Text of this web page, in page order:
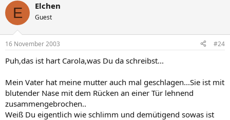
E Elchen
Guest
16 November 2003 #24
Puh,das ist hart Carola,was Du da schreibst...
Mein Vater hat meine mutter auch mal geschlagen...Sie ist mit
blutender Nase mit dem Rücken an einer Tür lehnend
zusammengebrochen..
Weiß Du eigentlich wie schlimm und demütigend sowas ist